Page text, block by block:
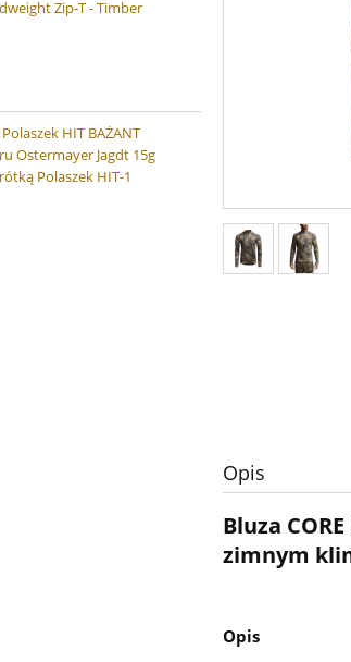
Zip-T - Timber
HIT BAŻANT
Ostermayer Jagdt 15g
Polaszek HIT-1
Opis
Bluza
zimnym
Opis